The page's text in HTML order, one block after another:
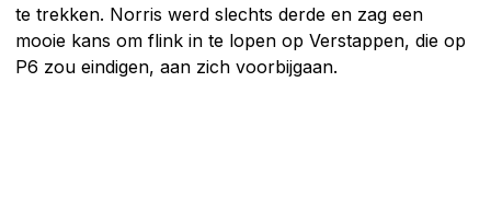
te trekken. Norris werd slechts derde en zag een
mooie kans om flink in te lopen op Verstappen, die op
P6 zou eindigen, aan zich voorbijgaan.